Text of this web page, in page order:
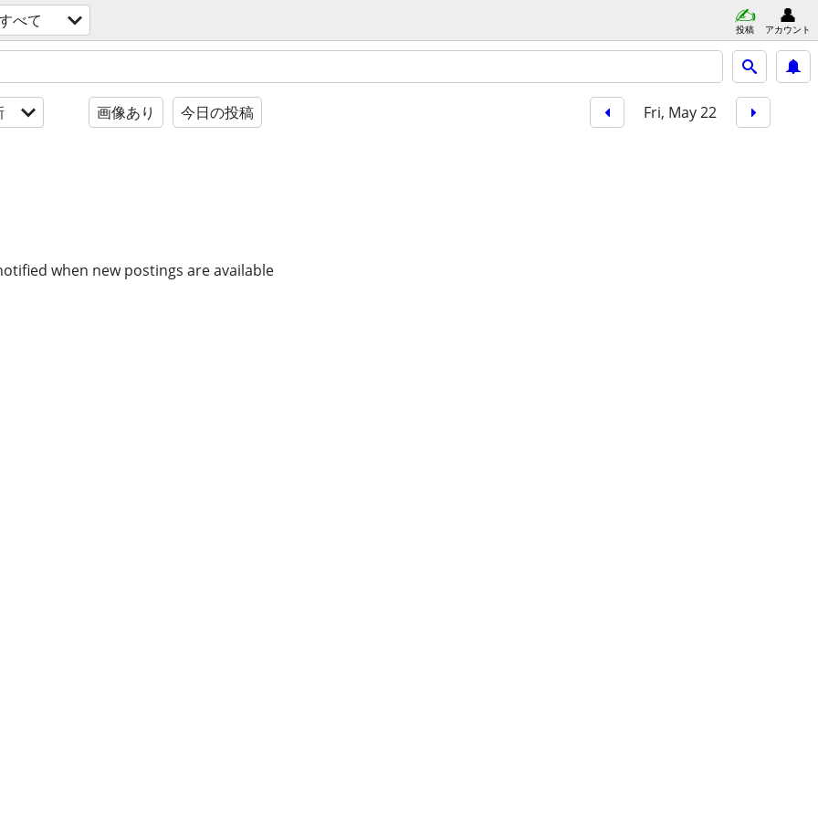
べて 投稿 アカウント
画像あり 今日の投稿 Fri, May 22
when new postings are available